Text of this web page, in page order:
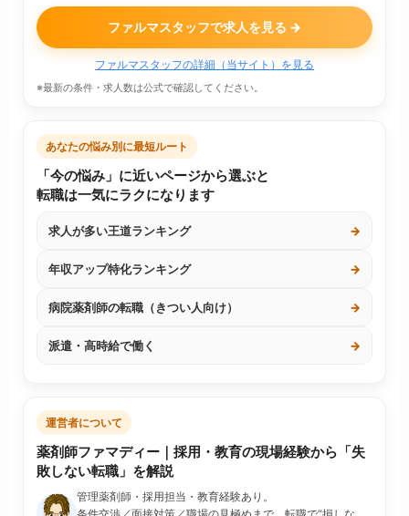
ファルマスタッフで求人を見る →
ファルマスタッフの詳細（当サイト）を見る
※最新の条件・求人数は公式で確認してください。
あなたの悩み別に最短ルート
「今の悩み」に近いページから選ぶと
転職は一気にラクになります
求人が多い王道ランキング →
年収アップ特化ランキング →
病院薬剤師の転職（きつい人向け） →
派遣・高時給で働く →
運営者について
薬剤師ファマディー｜採用・教育の現場経験から「失
敗しない転職」を解説
管理薬剤師・採用担当・教育経験あり。